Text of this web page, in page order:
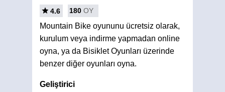
4.6 180 OY
Mountain Bike oyununu ücretsiz olarak,
kurulum veya indirme yapmadan online
oyna, ya da Bisiklet Oyunları üzerinde
benzer diğer oyunları oyna.
Geliştirici